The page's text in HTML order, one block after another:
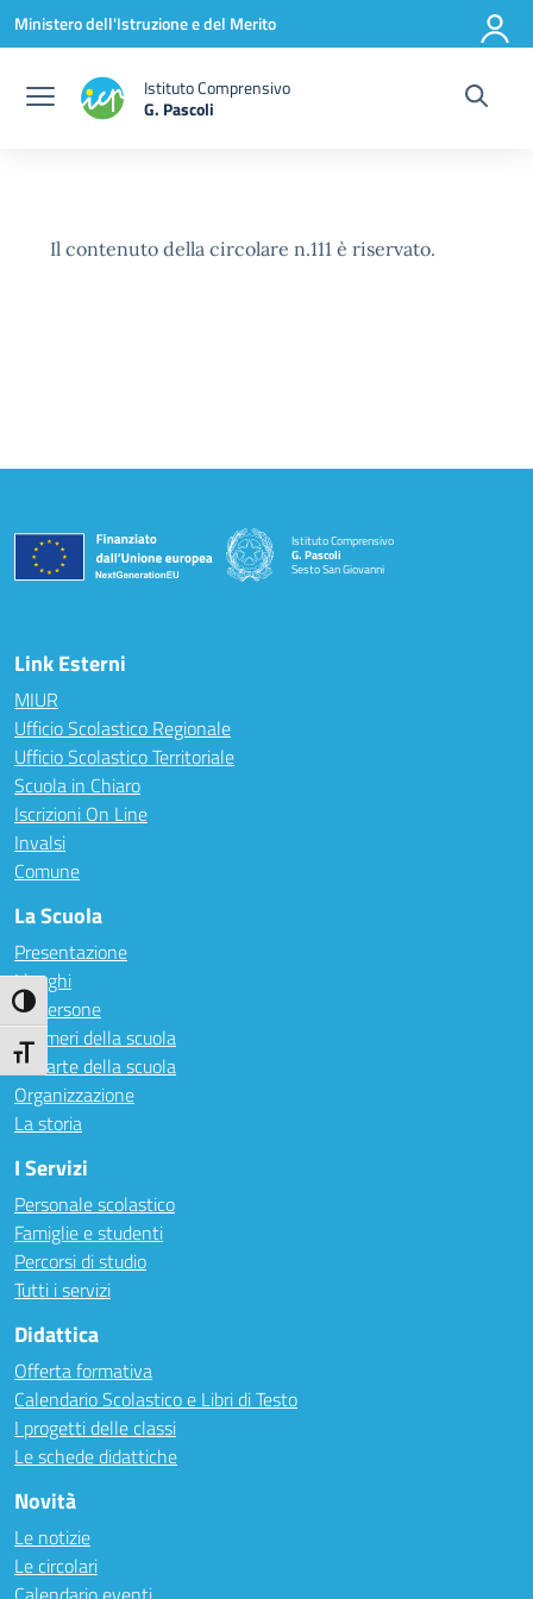
Attiva/disattiva alto contrasto
Attiva/disattiva dimensione testo
Vai ai contenuti
Vai al menu di navigazione
Vai al footer
Ministero dell'Istruzione e del Merito
Istituto Comprensivo
G. Pascoli
Il contenuto della circolare n.111 è riservato.
Istituto Comprensivo
G. Pascoli
Sesto San Giovanni
Link Esterni
MIUR
Ufficio Scolastico Regionale
Ufficio Scolastico Territoriale
Scuola in Chiaro
Iscrizioni On Line
Invalsi
Comune
La Scuola
Presentazione
I luoghi
Le persone
I numeri della scuola
Le carte della scuola
Organizzazione
La storia
I Servizi
Personale scolastico
Famiglie e studenti
Percorsi di studio
Tutti i servizi
Didattica
Offerta formativa
Calendario Scolastico e Libri di Testo
I progetti delle classi
Le schede didattiche
Novità
Le notizie
Le circolari